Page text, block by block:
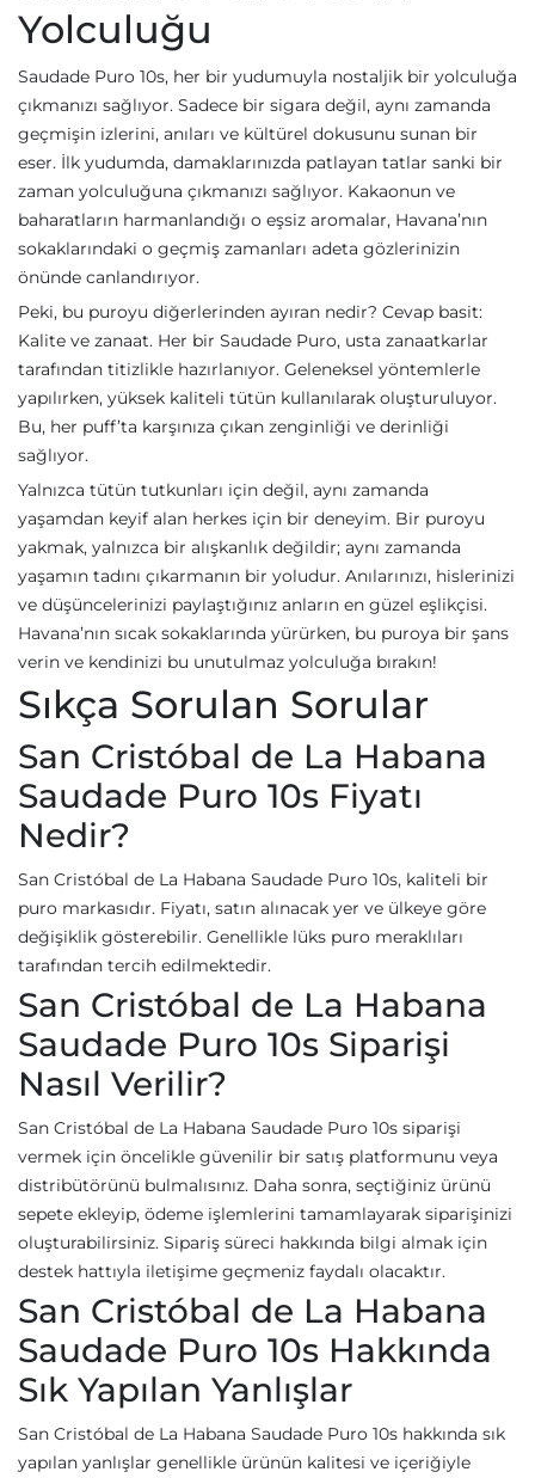
Yolculuğu
Saudade Puro 10s, her bir yudumuyla nostaljik bir yolculuğa
çıkmanızı sağlıyor. Sadece bir sigara değil, aynı zamanda
geçmişin izlerini, anıları ve kültürel dokusunu sunan bir
eser. İlk yudumda, damaklarınızda patlayan tatlar sanki bir
zaman yolculuğuna çıkmanızı sağlıyor. Kakaonun ve
baharatların harmanlandığı o eşsiz aromalar, Havana’nın
sokaklarındaki o geçmiş zamanları adeta gözlerinizin
önünde canlandırıyor.
Peki, bu puroyu diğerlerinden ayıran nedir? Cevap basit:
Kalite ve zanaat. Her bir Saudade Puro, usta zanaatkarlar
tarafından titizlikle hazırlanıyor. Geleneksel yöntemlerle
yapılırken, yüksek kaliteli tütün kullanılarak oluşturuluyor.
Bu, her puff’ta karşınıza çıkan zenginliği ve derinliği
sağlıyor.
Yalnızca tütün tutkunları için değil, aynı zamanda
yaşamdan keyif alan herkes için bir deneyim. Bir puroyu
yakmak, yalnızca bir alışkanlık değildir; aynı zamanda
yaşamın tadını çıkarmanın bir yoludur. Anılarınızı, hislerinizi
ve düşüncelerinizi paylaştığınız anların en güzel eşlikçisi.
Havana’nın sıcak sokaklarında yürürken, bu puroya bir şans
verin ve kendinizi bu unutulmaz yolculuğa bırakın!
Sıkça Sorulan Sorular
San Cristóbal de La Habana
Saudade Puro 10s Fiyatı
Nedir?
San Cristóbal de La Habana Saudade Puro 10s, kaliteli bir
puro markasıdır. Fiyatı, satın alınacak yer ve ülkeye göre
değişiklik gösterebilir. Genellikle lüks puro meraklıları
tarafından tercih edilmektedir.
San Cristóbal de La Habana
Saudade Puro 10s Siparişi
Nasıl Verilir?
San Cristóbal de La Habana Saudade Puro 10s siparişi
vermek için öncelikle güvenilir bir satış platformunu veya
distribütörünü bulmalısınız. Daha sonra, seçtiğiniz ürünü
sepete ekleyip, ödeme işlemlerini tamamlayarak siparişinizi
oluşturabilirsiniz. Sipariş süreci hakkında bilgi almak için
destek hattıyla iletişime geçmeniz faydalı olacaktır.
San Cristóbal de La Habana
Saudade Puro 10s Hakkında
Sık Yapılan Yanlışlar
San Cristóbal de La Habana Saudade Puro 10s hakkında sık
yapılan yanlışlar genellikle ürünün kalitesi ve içeriğiyle